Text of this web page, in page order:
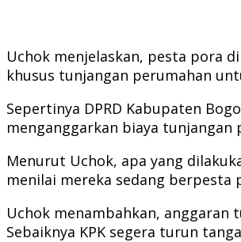
Uchok menjelaskan, pesta pora
khusus tunjangan perumahan
Sepertinya DPRD Kabupaten
menganggarkan biaya
Menurut Uchok, apa yang
menilai mereka sedang berpesta
Uchok menambahkan, anggaran
Sebaiknya KPK segera turun